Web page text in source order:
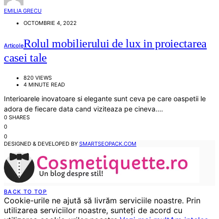
EMILIA GRECU
OCTOMBRIE 4, 2022
ArticoleRolul mobilierului de lux in proiectarea
casei tale
820 VIEWS
4 MINUTE READ
Interioarele inovatoare si elegante sunt ceva pe care oaspetii le
adora de fiecare data cand viziteaza pe cineva.…
0 SHARES
0
0
DESIGNED & DEVELOPED BY SMARTSEOPACK.COM
BACK TO TOP
Cookie-urile ne ajută să livrăm serviciile noastre. Prin
utilizarea serviciilor noastre, sunteți de acord cu